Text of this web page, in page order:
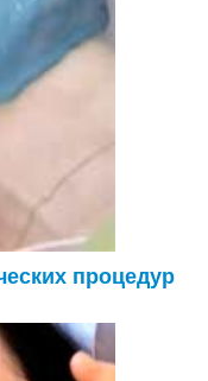
процедур